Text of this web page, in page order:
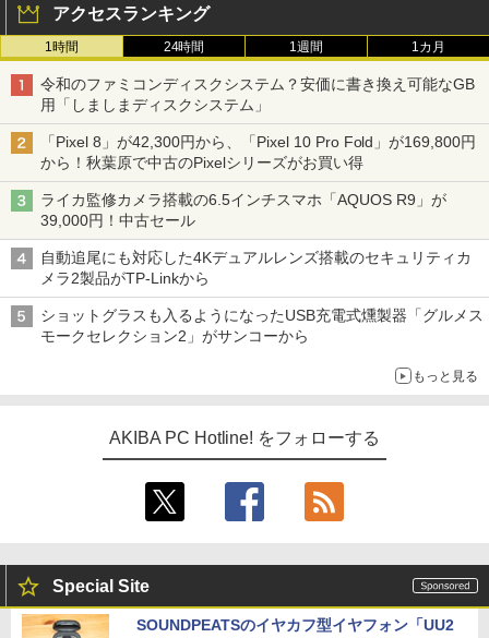
アクセスランキング
1時間 24時間 1週間 1カ月
令和のファミコンディスクシステム？安価に書き換え可能なGB
用「しましまディスクシステム」
「Pixel 8」が42,300円から、「Pixel 10 Pro Fold」が169,800円
から！秋葉原で中古のPixelシリーズがお買い得
ライカ監修カメラ搭載の6.5インチスマホ「AQUOS R9」が
39,000円！中古セール
自動追尾にも対応した4Kデュアルレンズ搭載のセキュリティカ
メラ2製品がTP-Linkから
ショットグラスも入るようになったUSB充電式燻製器「グルメス
モークセレクション2」がサンコーから
もっと見る
AKIBA PC Hotline! をフォローする
Special Site
SOUNDPEATSのイヤカフ型イヤフォン「UU2